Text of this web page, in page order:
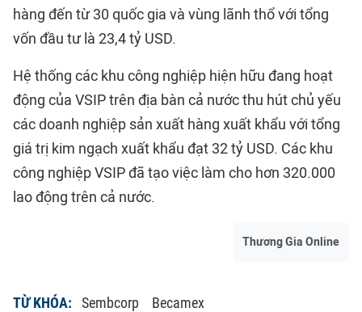
hàng đến từ 30 quốc gia và vùng lãnh thổ với tổng
vốn đầu tư là 23,4 tỷ USD.
Hệ thống các khu công nghiệp hiện hữu đang hoạt
động của VSIP trên địa bàn cả nước thu hút chủ yếu
các doanh nghiệp sản xuất hàng xuất khẩu với tổng
giá trị kim ngạch xuất khẩu đạt 32 tỷ USD. Các khu
công nghiệp VSIP đã tạo việc làm cho hơn 320.000
lao động trên cả nước.
Thương Gia Online
TỪ KHÓA: Sembcorp
Becamex